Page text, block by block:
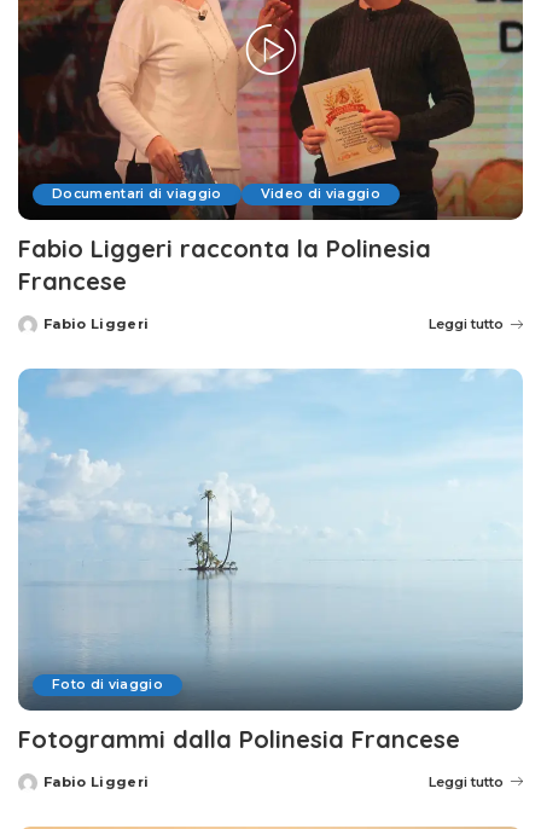
Documentari di viaggio Video di viaggio
Fabio Liggeri racconta la Polinesia
Francese
Posted
Fabio Liggeri Leggi tutto
Foto di viaggio
Fotogrammi dalla Polinesia Francese
Posted
Fabio Liggeri Leggi tutto